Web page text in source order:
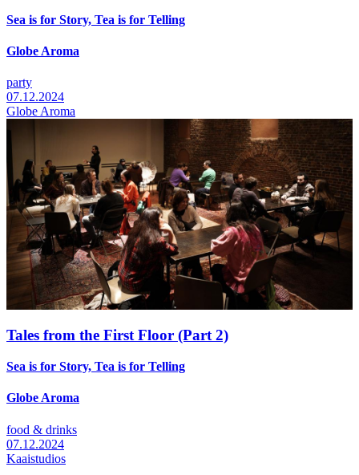
Sea is for Story, Tea is for Telling
Globe Aroma
party
07.12.2024
Globe Aroma
Tales from the First Floor (Part 2)
Sea is for Story, Tea is for Telling
Globe Aroma
food & drinks
07.12.2024
Kaaistudios